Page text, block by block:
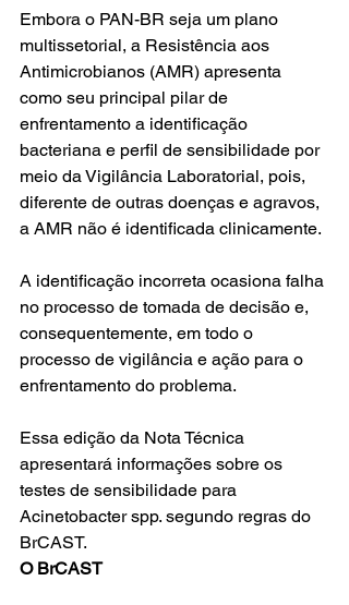
Embora o PAN-BR seja um plano
multissetorial, a Resistência aos
Antimicrobianos (AMR) apresenta
como seu principal pilar de
enfrentamento a identificação
bacteriana e perfil de sensibilidade por
meio da Vigilância Laboratorial, pois,
diferente de outras doenças e agravos,
a AMR não é identificada clinicamente.
A identificação incorreta ocasiona falha
no processo de tomada de decisão e,
consequentemente, em todo o
processo de vigilância e ação para o
enfrentamento do problema.
Essa edição da Nota Técnica
apresentará informações sobre os
testes de sensibilidade para
Acinetobacter spp. segundo regras do
BrCAST.
O BrCAST